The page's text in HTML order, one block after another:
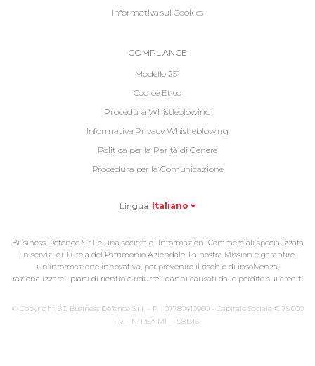
Informativa sui Cookies
InformativeCOMPLIANCE
Modello 231
Codice Etico
Procedura Whistleblowing
Informativa Privacy Whistleblowing
Politica per la Parità di Genere
Procedura per la Comunicazione
Lingua Italiano
Business Defence S.r.l. è una società di Informazioni Commerciali specializzata
in servizi di Tutela del Patrimonio Aziendale. La nostra Mission è garantire
un’informazione innovativa, per prevenire il rischio di insolvenza,
razionalizzare i piani di rientro e ridurre i danni causati dalle perdite sui crediti
© Copyright BD Business Defence S.r.l. – P.I. 07780410960 - Capitale Sociale € 75.000
i.v. - N. REA MI – 1981316